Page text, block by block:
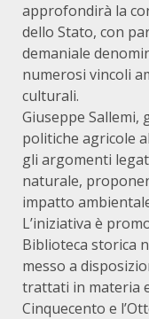
approfondirà la
dello Stato, con
demaniale
numerosi vincoli
culturali.
Giuseppe
politiche agricole
gli argomenti
naturale,
impatto
L’iniziativa è
Biblioteca storica
messo a
trattati in materia
Cinquecento e